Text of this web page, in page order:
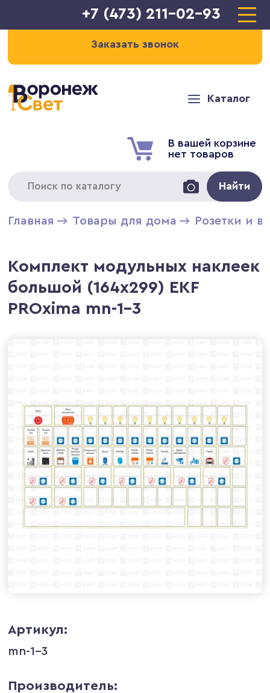
+7 (473) 211-02-93
Заказать звонок
Каталог
В вашей корзине
нет товаров
Найти
Главная Товары для дома Розетки и
Комплект модульных наклеек
большой (164х299) EKF
PROxima mn-1-3
Артикул:
mn-1-3
Производитель: